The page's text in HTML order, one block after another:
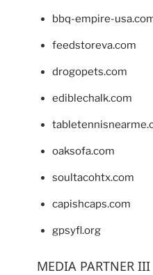
bbq-empire-
feedstoreva.com
drogopets.com
ediblechalk.com
oaksofa.com
soultacohtx.com
capishcaps.com
gpsyfl.org
MEDIA PARTNER III